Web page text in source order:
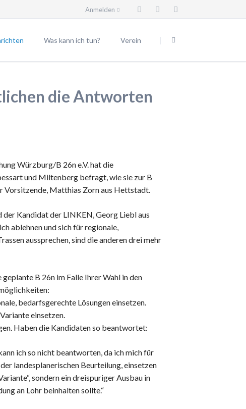
Anmelden
überspringen
Was kann ich tun?
Trassenwanderweg
Verein
Mitgliedsgemeinden
Vereinsgründung
Spende für den Verein
Impressum
Datenschutz
Haftungsausschluss
die Antworten
Würzburg/B 26n e.V. hat die
und Miltenberg befragt, wie sie zur B
Vorsitzende, Matthias Zorn aus Hettstadt.
Kandidat der LINKEN, Georg Liebl aus
ablehnen und sich für regionale,
aussprechen, sind die anderen drei mehr
B 26n im Falle Ihrer Wahl in den
bedarfsgerechte Lösungen einsetzen.
einsetzen.
Haben die Kandidaten so beantwortet:
ich so nicht beantworten, da ich mich für
landesplanerischen Beurteilung, einsetzen
sondern ein dreispuriger Ausbau in
an Lohr beinhalten sollte.“